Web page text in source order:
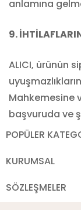
anlamına
9.
ALICI, ürünün
Mahkemesine
başvuruda ve
POPÜLER
KURUMSAL
SÖZLEŞMELER